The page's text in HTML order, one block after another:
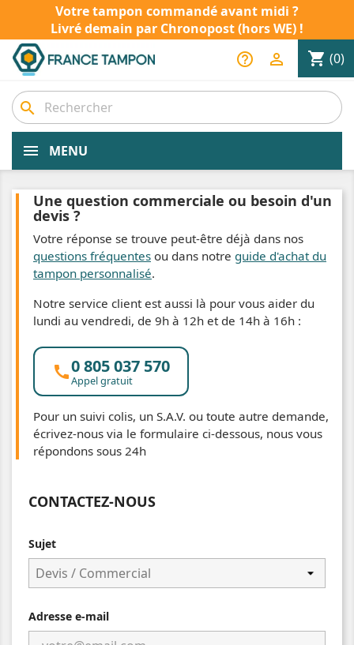
Votre tampon commandé avant midi ?
Livré demain par Chronopost (hors WE) !
shopping_cart (0)

help_outline
search
MENU
Une question commerciale ou besoin d'un
devis ?
Votre réponse se trouve peut-être déjà dans nos
questions fréquentes ou dans notre guide d'achat du
tampon personnalisé.
Notre service client est aussi là pour vous aider du
lundi au vendredi, de 9h à 12h et de 14h à 16h :
call0 805 037 570
Appel gratuit
Pour un suivi colis, un S.A.V. ou toute autre demande,
écrivez-nous via le formulaire ci-dessous, nous vous
répondons sous 24h
CONTACTEZ-NOUS
Sujet
Adresse e-mail